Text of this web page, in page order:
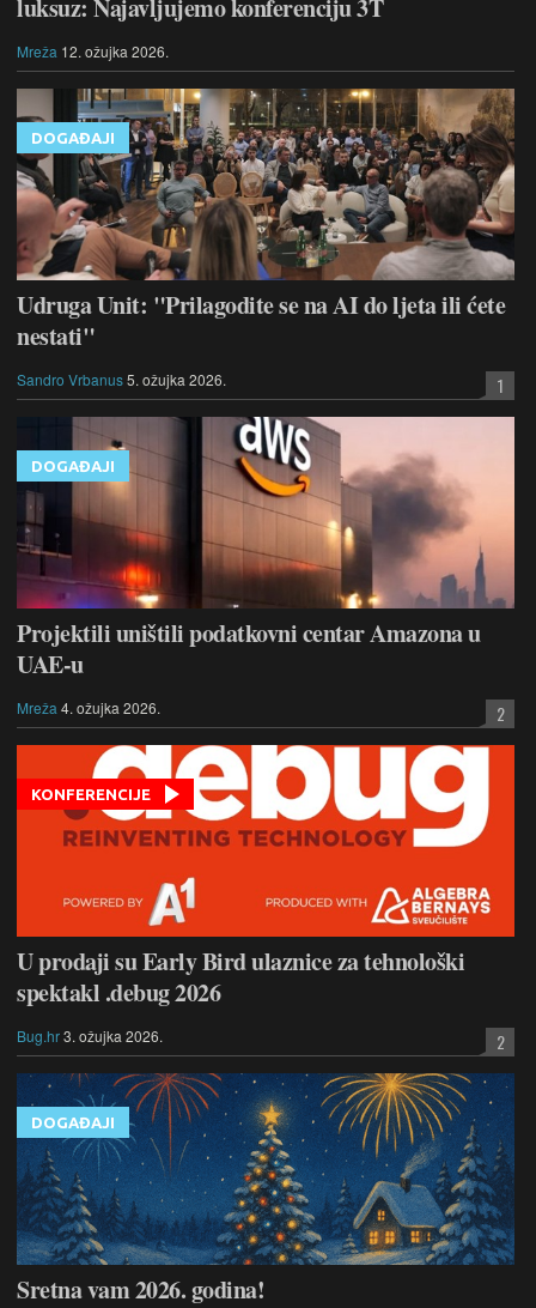
luksuz: Najavljujemo konferenciju 3T
Mreža 12. ožujka 2026.
DOGAĐAJI
Udruga Unit: "Prilagodite se na AI do ljeta ili ćete
nestati"
Sandro Vrbanus5. ožujka 2026. 1
DOGAĐAJI
Projektili uništili podatkovni centar Amazona u
UAE-u
Mreža 4. ožujka 2026. 2
KONFERENCIJE
U prodaji su Early Bird ulaznice za tehnološki
spektakl .debug 2026
Bug.hr3. ožujka 2026. 2
DOGAĐAJI
Sretna vam 2026. godina!